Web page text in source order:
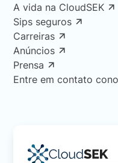
A vida na CloudSEK
Sips seguros
Carreiras
Anúncios
Prensa
Entre em contato